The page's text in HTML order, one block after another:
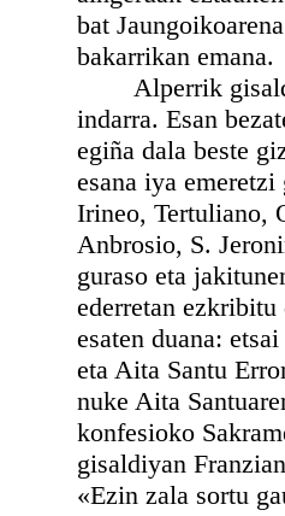
bat
bakarrikan emana.
Alperrik gisaldi
indarra. Esan
egiña dala beste
esana iya
Irineo, Tertuliano,
Anbrosio, S.
guraso eta
ederretan
esaten duana:
eta Aita Santu
nuke Aita
konfesioko
gisaldiyan
«Ezin zala sortu